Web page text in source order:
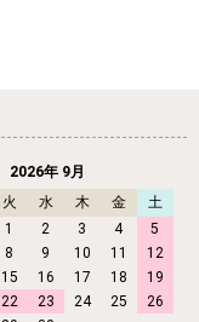
2026年 9月
火 水 木 金
土
1
2 3 4
5
8 9 10 11
12
15 16 17 18
19
22 23 24 25
26